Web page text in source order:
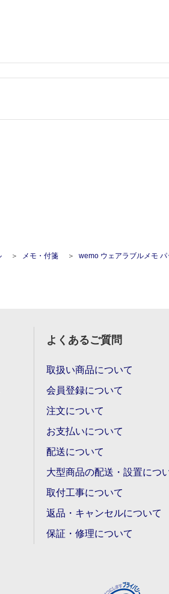
メモ・付箋 wemo ウェアラブルメモ パッドタイプS ライ
よくあるご質問
取扱い商品について
会員登録について
注文について
お支払いについて
配送について
大型商品の配送・設置につ
取付工事について
返品・キャンセルについて
保証・修理について